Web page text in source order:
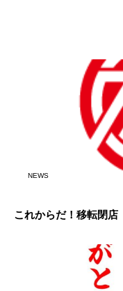
NEWS
これからだ！移転閉店